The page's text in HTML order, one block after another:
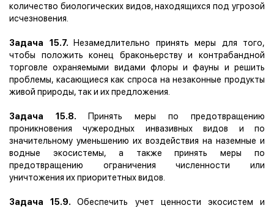
количество биологических видов, находящихся под угрозой
исчезновения.
Задача 15.7. Незамедлительно принять меры для того,
чтобы положить конец браконьерству и контрабандной
торговле охраняемыми видами флоры и фауны и решить
проблемы, касающиеся как спроса на незаконные продукты
живой природы, так и их предложения.
Задача 15.8. Принять меры по предотвращению
проникновения чужеродных инвазивных видов и по
значительному уменьшению их воздействия на наземные и
водные экосистемы, а также принять меры по
предотвращению ограничения численности или
уничтожения их приоритетных видов.
Задача 15.9.Обеспечить учет ценности экосистем и